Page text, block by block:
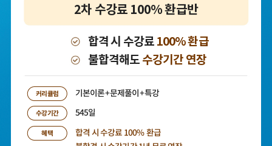
2차 수강료 100% 환급반
합격 시 수강료 100% 환급
불합격해도 수강기간 연장
커리큘럼 기본이론+문제풀이+특강
수강기간 545일
혜택
합격 시 수강료 100% 환급